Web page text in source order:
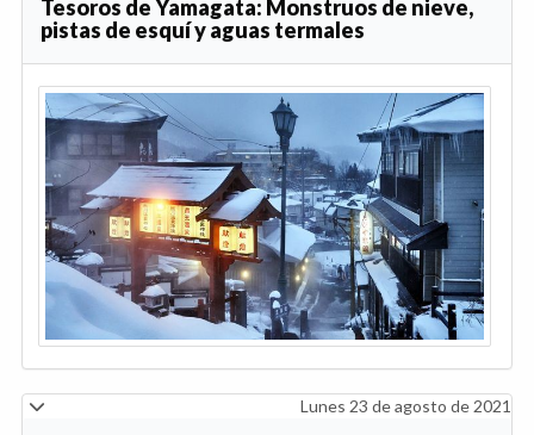
Tesoros de Yamagata: Monstruos de nieve,
pistas de esquí y aguas termales
Lunes 23 de agosto de 2021